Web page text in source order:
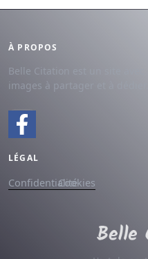
À PROPOS
Belle Citation est un site
images à partager et à dédier.
LÉGAL
ConfidentialitéCookies